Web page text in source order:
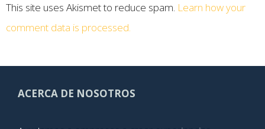
This site uses Akismet to reduce spam. Learn how your
comment data is processed.
ACERCA DE NOSOTROS